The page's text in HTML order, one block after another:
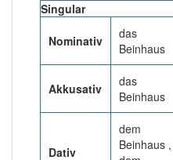
Singular
Nominativ
das
Beinhaus
Akkusativ
das
Beinhaus
Dativ
dem
Beinhaus ,